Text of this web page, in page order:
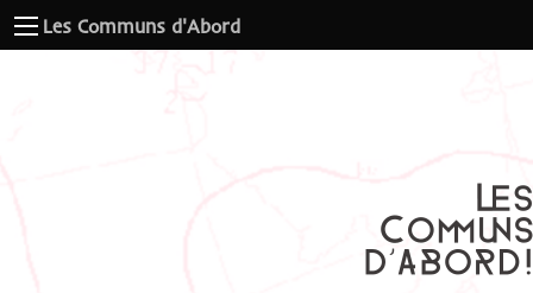
Les Communs d'Abord